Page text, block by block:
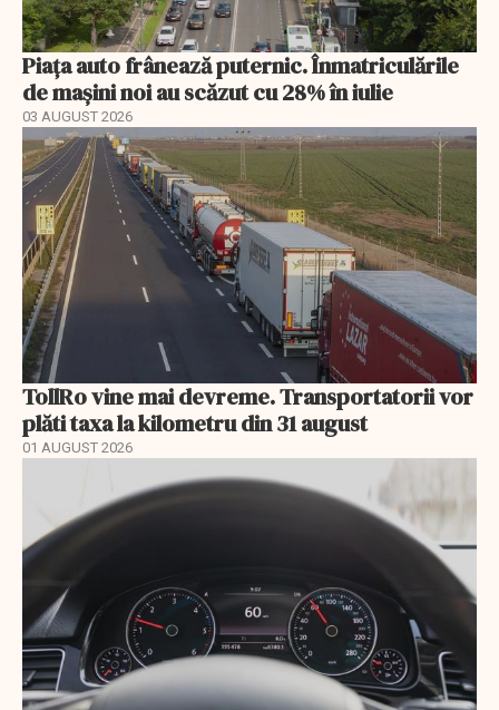
Piața auto frânează puternic. Înmatriculările
de mașini noi au scăzut cu 28% în iulie
03 AUGUST 2026
TollRo vine mai devreme. Transportatorii vor
plăti taxa la kilometru din 31 august
01 AUGUST 2026